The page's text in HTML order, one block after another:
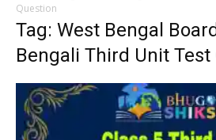
Question
Tag: West Bengal
Bengali Third Unit Test